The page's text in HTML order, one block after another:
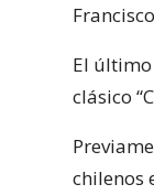
El
clásico
chilenos